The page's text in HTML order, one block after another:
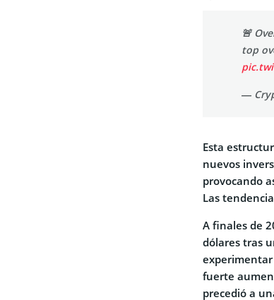
🚨
top
—
Esta
nuevos
provocando
Las
A finales de
dólares tras
experimentar
fuerte
precedió a